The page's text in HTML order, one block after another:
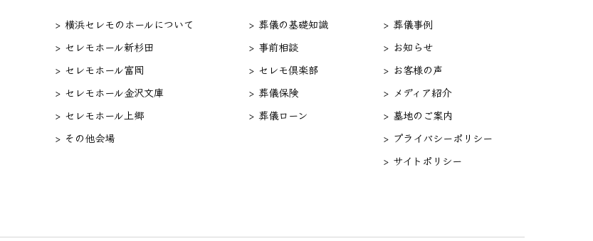
> 横浜セレモのホールについて
> セレモホール新杉田
> セレモホール富岡
> セレモホール金沢文庫
> セレモホール上郷
> その他会場
> 葬儀の基礎知識
> 事前相談
> セレモ倶楽部
> 葬儀保険
> 葬儀ローン
> 葬儀事例
> お知らせ
> お客様の声
> メディア紹介
> 墓地のご案内
> プライバシーポリシー
> サイトポリシー